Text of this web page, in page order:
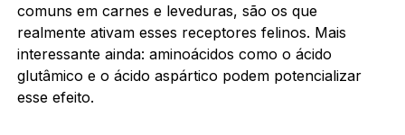
comuns em carnes e leveduras, são os que
realmente ativam esses receptores felinos. Mais
interessante ainda: aminoácidos como o ácido
glutâmico e o ácido aspártico podem potencializar
esse efeito.